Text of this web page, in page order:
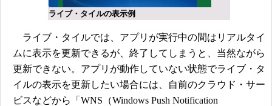
ライブ・タイルの表示例
ライブ・タイルでは、アプリが実行中の間はリアルタイ
ムに表示を更新できるが、終了してしまうと、当然ながら
更新できない。アプリが動作していない状態でライブ・タ
イルの表示を更新したい場合には、自前のクラウド・サー
ビスなどから「WNS（Windows Push Notification